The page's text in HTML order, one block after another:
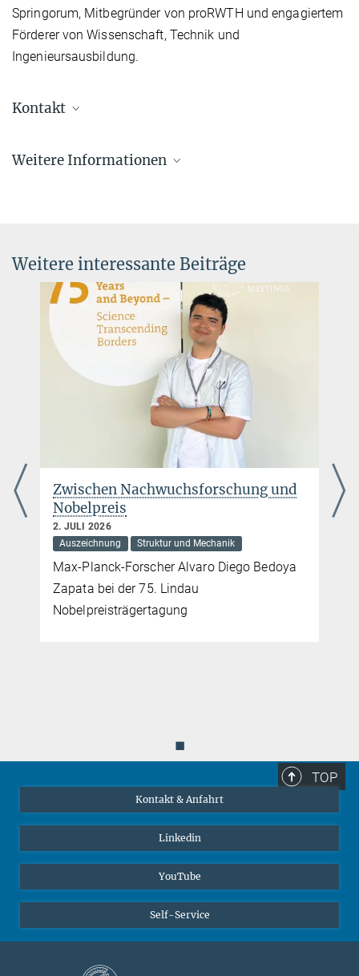
Springorum, Mitbegründer von proRWTH und engagiertem
Förderer von Wissenschaft, Technik und
Ingenieursausbildung.
Kontakt
+49 211 6792 399
Weitere Informationen
Weitere interessante Beiträge
Zwischen Nachwuchsforschung und
Nobelpreis
2. JULI 2026
Auszeichnung
Struktur und Mechanik
Max-Planck-Forscher Alvaro Diego Bedoya
Zapata bei der 75. Lindau
Nobelpreisträgertagung
◼
TOP
Kontakt & Anfahrt
Linkedin
YouTube
Self-Service